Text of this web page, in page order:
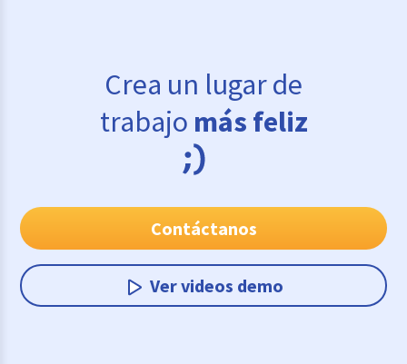
Crea un lugar de
trabajo más feliz
Contáctanos
Ver videos demo